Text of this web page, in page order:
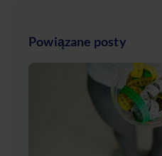
Powiązane posty